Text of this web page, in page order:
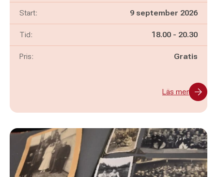
Start: 9 september 2026
Tid: Pågår mellan
18.00 - och
20.30
Pris: Gratis
Läs mer